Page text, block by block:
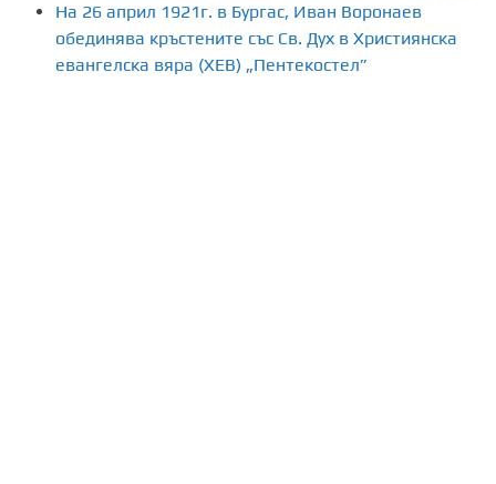
н
На 26 април 1921г. в Бургас, Иван Воронаев
обединява кръстените със Св. Дух в Християнска
евангелска вяра (ХЕВ) „Пентекостел”